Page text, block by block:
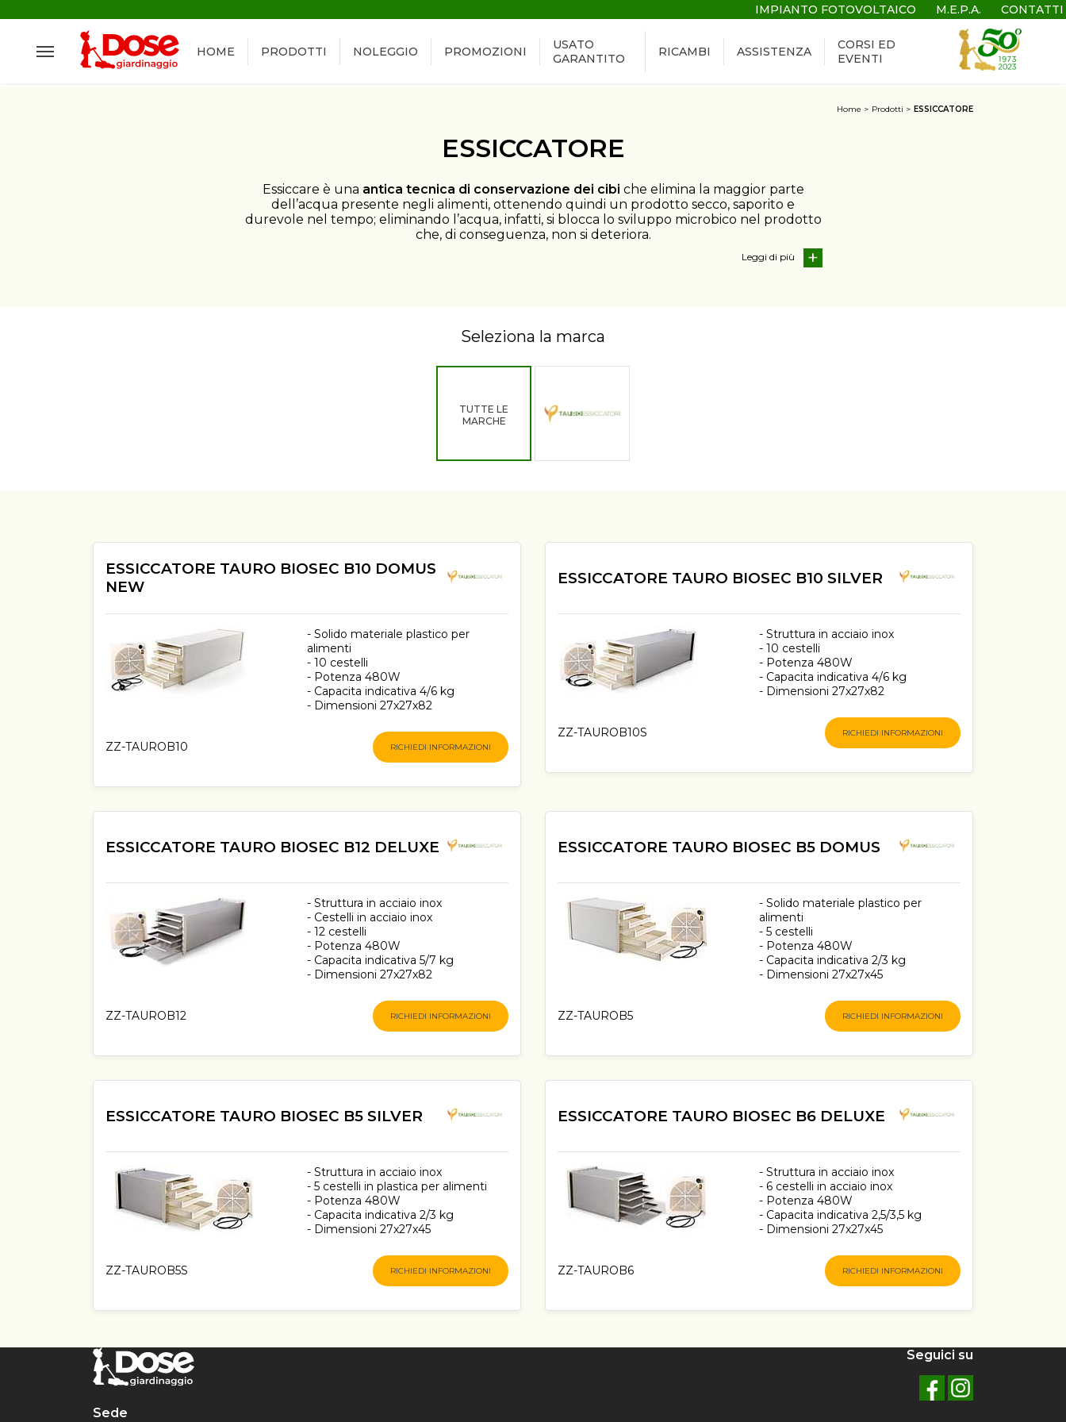
IMPIANTO FOTOVOLTAICO M.E.P.A. CONTATTI
HOME PRODOTTI NOLEGGIO PROMOZIONI
USATO
GARANTITO
RICAMBI ASSISTENZA
CORSI ED
EVENTI
Home Prodotti ESSICCATORE
ESSICCATORE
Essiccare è una antica tecnica di conservazione dei cibi che elimina la maggior parte
dell’acqua presente negli alimenti, ottenendo quindi un prodotto secco, saporito e
durevole nel tempo; eliminando l’acqua, infatti, si blocca lo sviluppo microbico nel prodotto
che, di conseguenza, non si deteriora.
Leggi di
Seleziona la marca
TUTTE LE
MARCHE
ESSICCATORE TAURO BIOSEC B10 DOMUS
NEW
- Solido materiale plastico per
alimenti
- 10 cestelli
- Potenza 480W
- Capacita indicativa 4/6 kg
- Dimensioni 27x27x82
ZZ-TAUROB10 RICHIEDI INFORMAZIONI
ESSICCATORE TAURO BIOSEC B10 SILVER
- Struttura in acciaio inox
- 10 cestelli
- Potenza 480W
- Capacita indicativa 4/6 kg
- Dimensioni 27x27x82
ZZ-TAUROB10S RICHIEDI INFORMAZIONI
ESSICCATORE TAURO BIOSEC B12 DELUXE
- Struttura in acciaio inox
- Cestelli in acciaio inox
- 12 cestelli
- Potenza 480W
- Capacita indicativa 5/7 kg
- Dimensioni 27x27x82
ZZ-TAUROB12 RICHIEDI INFORMAZIONI
ESSICCATORE TAURO BIOSEC B5 DOMUS
- Solido materiale plastico per
alimenti
- 5 cestelli
- Potenza 480W
- Capacita indicativa 2/3 kg
- Dimensioni 27x27x45
ZZ-TAUROB5 RICHIEDI INFORMAZIONI
ESSICCATORE TAURO BIOSEC B5 SILVER
- Struttura in acciaio inox
- 5 cestelli in plastica per alimenti
- Potenza 480W
- Capacita indicativa 2/3 kg
- Dimensioni 27x27x45
ZZ-TAUROB5S RICHIEDI INFORMAZIONI
ESSICCATORE TAURO BIOSEC B6 DELUXE
- Struttura in acciaio inox
- 6 cestelli in acciaio inox
- Potenza 480W
- Capacita indicativa 2,5/3,5 kg
- Dimensioni 27x27x45
ZZ-TAUROB6 RICHIEDI INFORMAZIONI
Sede
Seguici su